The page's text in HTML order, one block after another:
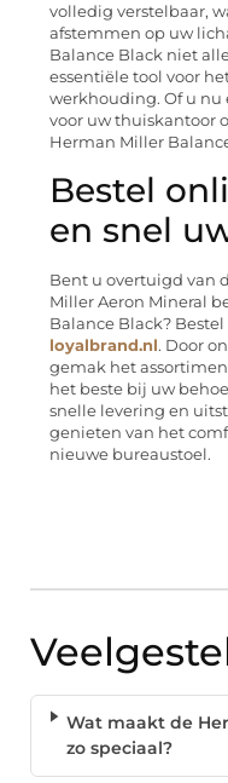
volledig verstelbaar,
afstemmen op uw
Balance Black niet
essentiële tool voor
werkhouding. Of u
voor uw thuiskantoor
Herman Miller
Bestel
en snel
Bent u overtuigd van
Miller Aeron Mineral
Balance Black?
loyalbrand.nl. Door
gemak het
het beste bij uw
snelle levering en
genieten van het
nieuwe bureaustoel.
Wat maakt de
zo speciaal?